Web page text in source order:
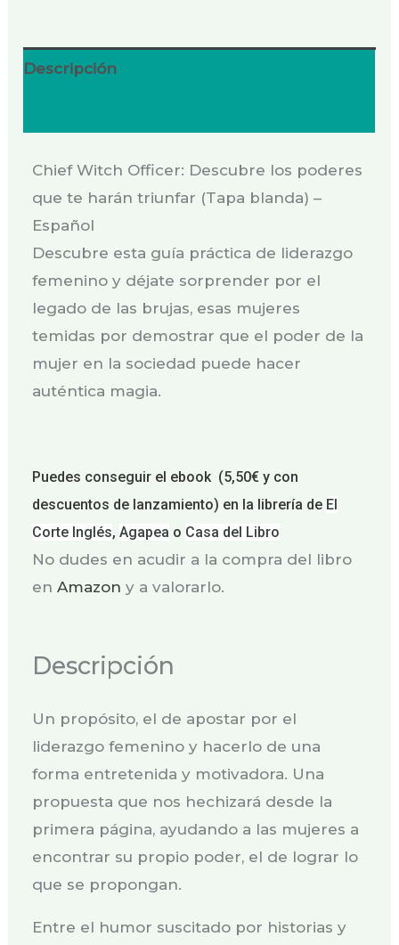
Descripción
Chief Witch Officer: Descubre los poderes
que te harán triunfar (Tapa blanda) –
Español
Descubre esta guía práctica de liderazgo
femenino y déjate sorprender por el
legado de las brujas, esas mujeres
temidas por demostrar que el poder de la
mujer en la sociedad puede hacer
auténtica magia.
Puedes conseguir el ebook (5,50€ y con
descuentos de lanzamiento) en la librería de El
Corte Inglés,Agapea o Casa del Libro
No dudes en acudir a la compra del libro
enAmazon y a valorarlo.
Descripción
Un propósito, el de apostar por el
liderazgo femenino y hacerlo de una
forma entretenida y motivadora. Una
propuesta que nos hechizará desde la
primera página, ayudando a las mujeres a
encontrar su propio poder, el de lograr lo
que se propongan.
Entre el humor suscitado por historias y